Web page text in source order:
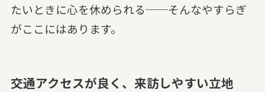
たいときに心を休められる──そんなやすらぎ
がここにはあります。
交通アクセスが良く、来訪しやすい立地